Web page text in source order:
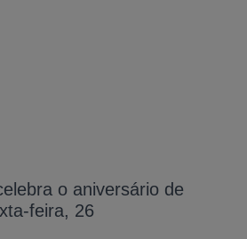
o aniversário de
feira, 26